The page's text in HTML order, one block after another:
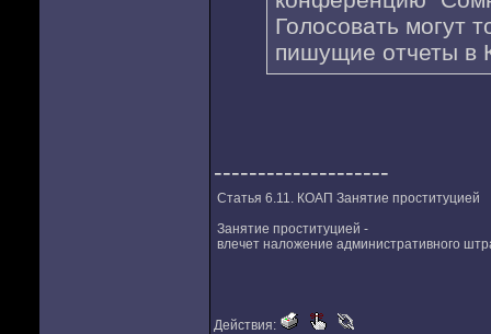
Голосовать могут
пишущие отчеты в
--------------------
Статья 6.11. КОАП Занятие проституцией
Занятие проституцией -
влечет наложение административного
Действия: